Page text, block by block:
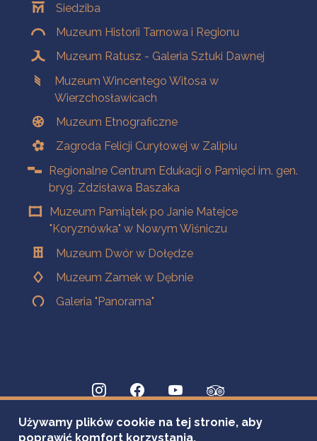
Siedziba
Muzeum Historii Tarnowa i Regionu
Muzeum Ratusz - Galeria Sztuki Dawnej
Muzeum Wincentego Witosa w
Wierzchosławicach
Muzeum Etnograficzne
Zagroda Felicji Curyłowej w Zalipiu
Regionalne Centrum Edukacji o Pamięci im. gen.
bryg. Zdzisława Baszaka
Muzeum Pamiątek po Janie Matejce
"Koryznówka" w Nowym Wiśniczu
Muzeum Dwór w Dołędze
Muzeum Zamek w Dębnie
Galeria "Panorama"
Używamy plików cookie na tej stronie, aby
poprawić komfort korzystania.